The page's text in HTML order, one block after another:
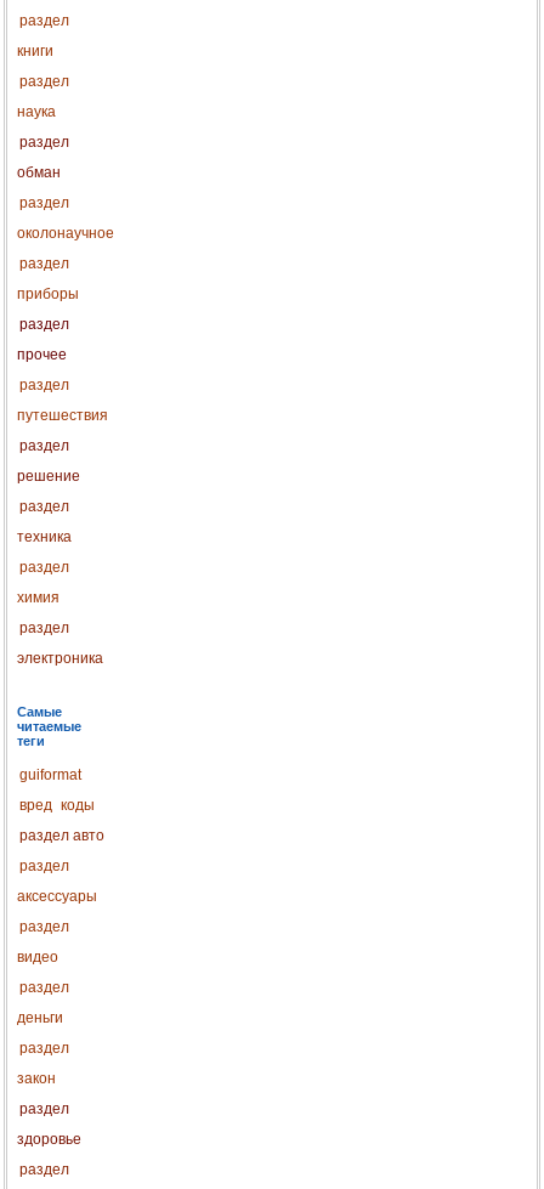
раздел
книги
раздел
наука
раздел
обман
раздел
околонаучное
раздел
приборы
раздел
прочее
раздел
путешествия
раздел
решение
раздел
техника
раздел
химия
раздел
электроника
Самые
читаемые
теги
guiformat
вред коды
раздел авто
раздел
аксессуары
раздел
видео
раздел
деньги
раздел
закон
раздел
здоровье
раздел